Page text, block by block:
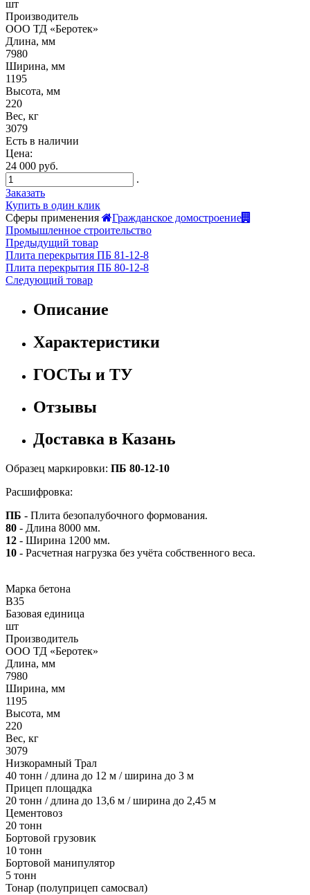
шт
Производитель
ООО ТД «Беротек»
Длина, мм
7980
Ширина, мм
1195
Высота, мм
220
Вес, кг
3079
Есть в наличии
Цена:
24 000 руб.
.
Заказать
Купить в один клик
Сферы применения
Гражданское домостроение
Промышленное строительство
Предыдущий товар
Плита перекрытия ПБ 81-12-8
Плита перекрытия ПБ 80-12-8
Следующий товар
Описание
Характеристики
ГОСТы и ТУ
Отзывы
Доставка в Казань
Образец маркировки: ПБ 80-12-10
Расшифровка:
ПБ - Плита безопалубочного формования.
80 - Длина 8000 мм.
12 - Ширина 1200 мм.
10 - Расчетная нагрузка без учёта собственного веса.
Марка бетона
B35
Базовая единица
шт
Производитель
ООО ТД «Беротек»
Длина, мм
7980
Ширина, мм
1195
Высота, мм
220
Вес, кг
3079
Низкорамный Трал
40 тонн / длина до 12 м / ширина до 3 м
Прицеп площадка
20 тонн / длина до 13,6 м / ширина до 2,45 м
Цементовоз
20 тонн
Бортовой грузовик
10 тонн
Бортовой манипулятор
5 тонн
Тонар (полуприцеп самосвал)